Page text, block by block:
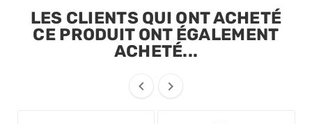
LES CLIENTS QUI ONT ACHETÉ
CE PRODUIT ONT ÉGALEMENT
ACHETÉ...
 